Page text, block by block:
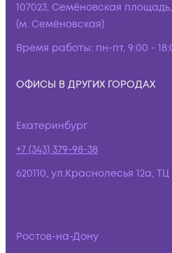
107023, Семёновская
(м. Семёновская)
Время работы: пн-пт, 9:00 -
ОФИСЫ В ДРУГИХ ГОРОДАХ
Екатеринбург
+7 (343) 379-98-38
620110, ул.Краснолесья 12а,
Ростов-на-Дону